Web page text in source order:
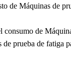
de Máquinas de
consumo de
prueba de fatiga